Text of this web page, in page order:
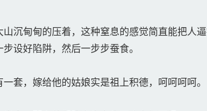
沉甸甸的压着，这种窒息的感觉简直能把人
设好陷阱，然后一步步蚕食。
套，嫁给他的姑娘实是祖上积德，呵呵呵呵。